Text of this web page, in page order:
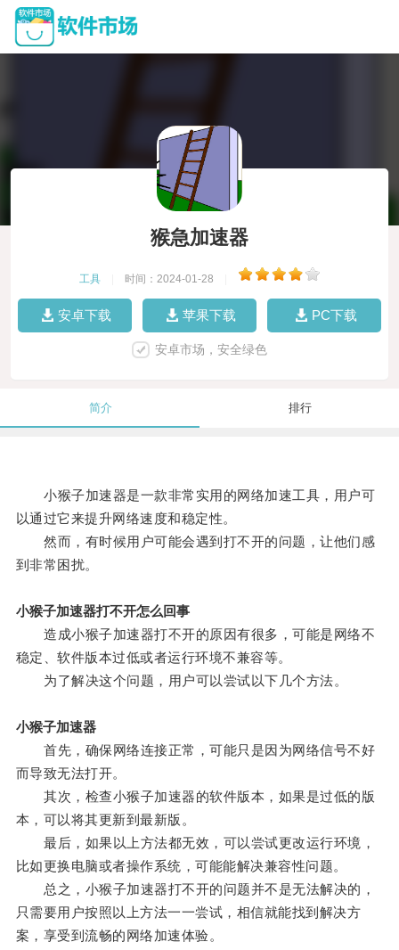
猴急加速器
工具 时间：2024-01-28
安卓下载 苹果下载 PC下载
安卓市场，安全绿色
简介 排行
小猴子加速器是一款非常实用的网络加速工具，用户可
以通过它来提升网络速度和稳定性。
然而，有时候用户可能会遇到打不开的问题，让他们感
到非常困扰。
小猴子加速器打不开怎么回事
造成小猴子加速器打不开的原因有很多，可能是网络不
稳定、软件版本过低或者运行环境不兼容等。
为了解决这个问题，用户可以尝试以下几个方法。
小猴子加速器
首先，确保网络连接正常，可能只是因为网络信号不好
而导致无法打开。
其次，检查小猴子加速器的软件版本，如果是过低的版
本，可以将其更新到最新版。
最后，如果以上方法都无效，可以尝试更改运行环境，
比如更换电脑或者操作系统，可能能解决兼容性问题。
总之，小猴子加速器打不开的问题并不是无法解决的，
只需要用户按照以上方法一一尝试，相信就能找到解决方
案，享受到流畅的网络加速体验。